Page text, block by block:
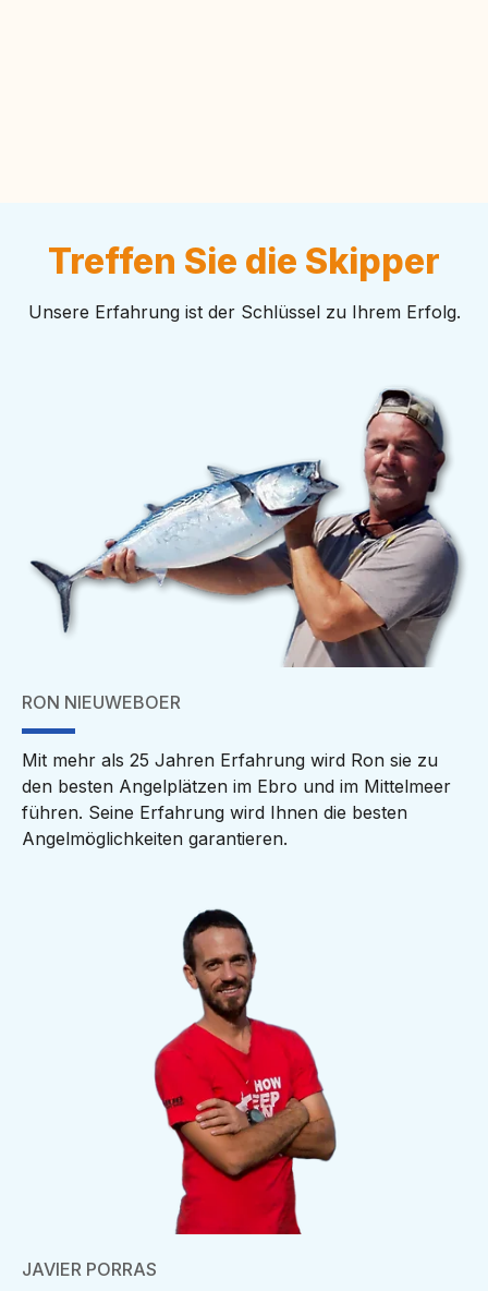
Treffen Sie die Skipper
Unsere Erfahrung ist der Schlüssel zu Ihrem Erfolg.
RON NIEUWEBOER
Mit mehr als 25 Jahren Erfahrung wird Ron sie zu
den besten Angelplätzen im Ebro und im Mittelmeer
führen. Seine Erfahrung wird Ihnen die besten
Angelmöglichkeiten garantieren.
JAVIER PORRAS